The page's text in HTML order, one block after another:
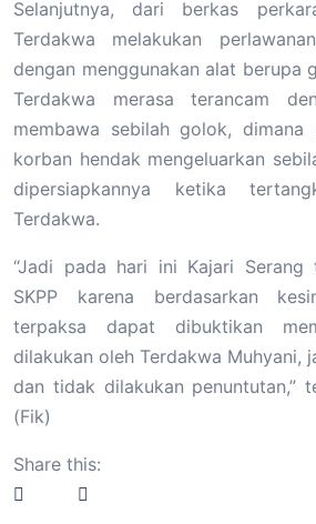
Selanjutnya, dari berkas
Terdakwa melakukan
dengan menggunakan alat berupa
Terdakwa merasa terancam
membawa sebilah golok, dimana
korban hendak mengeluarkan
dipersiapkannya ketika
Terdakwa.
“Jadi pada hari ini Kajari Serang
SKPP karena berdasarkan
terpaksa dapat dibuktikan
dilakukan oleh Terdakwa Muhyani,
dan tidak dilakukan penuntutan,”
(Fik)
Share this: